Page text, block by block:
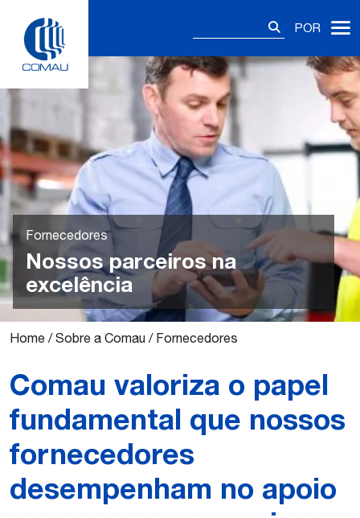
content
POR
Fornecedores
Nossos parceiros na
excelência
Home /Sobre a Comau / Fornecedores
Comau valoriza o papel
fundamental que nossos
fornecedores
desempenham no apoio